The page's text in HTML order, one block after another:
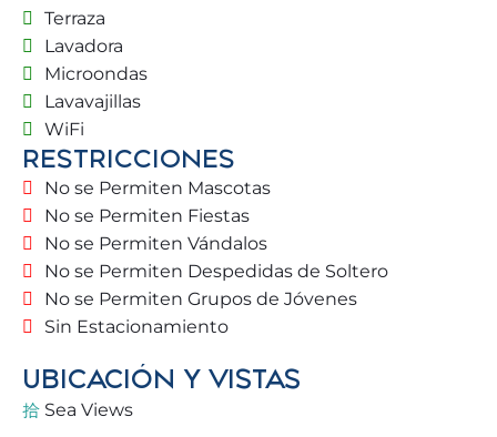
planes, restaurantes y rincones imprescindibles
para una experiencia verdaderamente especial.
Ubicado en una preciosa urbanización con zonas
verdes.
🏡 LA VIVIENDA
✔️ Cuarto piso con ascensor
✔️ Amplio salón con acceso directo a la terraza que
✔️ Zonas comunes amplias, zonas verdes,
seguridad y comodidad
Terraza
Lavadora
Microondas
Lavavajillas
WiFi
RESTRICCIONES
No se Permiten Mascotas
No se Permiten Fiestas
No se Permiten Vándalos
No se Permiten Despedidas de Soltero
No se Permiten Grupos de Jóvenes
Sin Estacionamiento
UBICACIÓN Y VISTAS
Sea Views